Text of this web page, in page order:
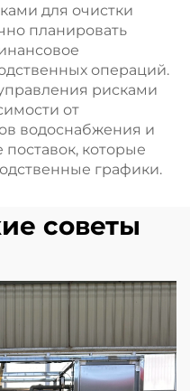
для очистки
планировать
операций.
рисками
от
водоснабжения и
которые
графики.
советы